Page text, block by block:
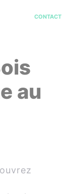
CONTACT
au